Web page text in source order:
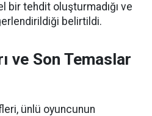
bir tehdit oluşturmadığı ve
belirtildi.
ve Son Temaslar
ünlü oyuncunun